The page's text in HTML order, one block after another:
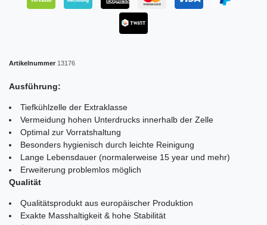
Artikelnummer 13176
Ausführung:
Tiefkühlzelle der Extraklasse
Vermeidung hohen Unterdrucks innerhalb der Zelle
Optimal zur Vorratshaltung
Besonders hygienisch durch leichte Reinigung
Lange Lebensdauer (normalerweise 15 year und mehr)
Erweiterung problemlos möglich
Qualität
Qualitätsprodukt aus europäischer Produktion
Exakte Masshaltigkeit & hohe Stabilität